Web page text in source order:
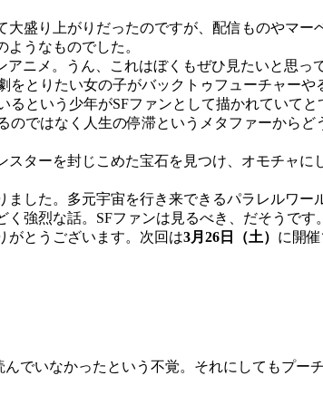
盛り上がりだったのですが、配信ものやマ
うなものでした。
ニメ。うん、これはぼくもぜひ見たいと思っ
をとりたい女の子がバックトゥフューチャー
という少年がSFファンとして描かれていてと
のではなく人生の停滞というメタファーから
ターを封じこめた宝石を見つけ、オモチャ
ました。多元宇宙を行き来できるパラレルワ
強烈な話。SFファンは見るべき、だそうです。
がとうございます。次回は3月26日（土） に開
でいなかったという不覚。それにしてもプー